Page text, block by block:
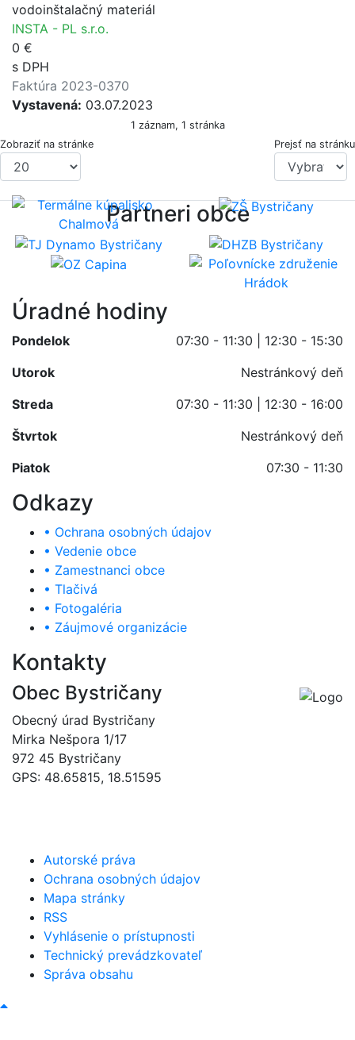
vodoinštalačný materiál
INSTA - PL s.r.o.
0 €
s DPH
Faktúra 2023-0370
Vystavená: 03.07.2023
1 záznam, 1 stránka
Zobraziť na stránke
Prejsť na stránku
Partneri obce
Úradné hodiny
Pondelok
07:30 - 11:30 | 12:30 - 15:30
Utorok
Nestránkový deň
Streda
07:30 - 11:30 | 12:30 - 16:00
Štvrtok
Nestránkový deň
Piatok
07:30 - 11:30
Odkazy
• Ochrana osobných údajov
• Vedenie obce
• Zamestnanci obce
• Tlačivá
• Fotogaléria
• Záujmové organizácie
Kontakty
Obec Bystričany
Obecný úrad Bystričany
Mirka Nešpora 1/17
972 45 Bystričany
GPS: 48.65815, 18.51595
Autorské práva
Ochrana osobných údajov
Mapa stránky
RSS
Vyhlásenie o prístupnosti
Technický prevádzkovateľ
Správa obsahu